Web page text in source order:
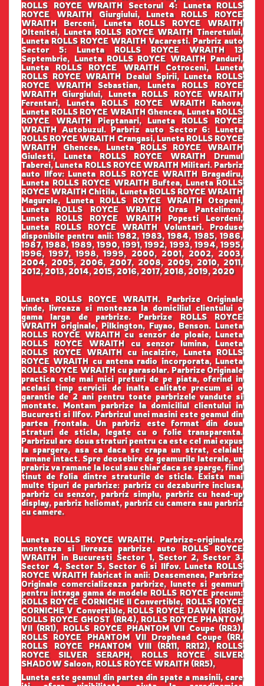
ROLLS ROYCE WRAITH Sectorul 4: Luneta ROLLS
ROYCE WRAITH Giurgiului, Luneta ROLLS ROYCE
WRAITH Berceni, Luneta ROLLS ROYCE WRAITH
Oltenitei, Luneta ROLLS ROYCE WRAITH Tineretului,
Luneta ROLLS ROYCE WRAITH Vacaresti. Parbriz auto
Sector 5: Luneta ROLLS ROYCE WRAITH 13
Septembrie, Luneta ROLLS ROYCE WRAITH Panduri,
Luneta ROLLS ROYCE WRAITH Cotroceni, Luneta
ROLLS ROYCE WRAITH Dealul Spirii, Luneta ROLLS
ROYCE WRAITH Sebastian, Luneta ROLLS ROYCE
WRAITH Giurgiului, Luneta ROLLS ROYCE WRAITH
Ferentari, Luneta ROLLS ROYCE WRAITH Rahova,
Luneta ROLLS ROYCE WRAITH Ghencea, Luneta ROLLS
ROYCE WRAITH Pieptanari, Luneta ROLLS ROYCE
WRAITH Autobuzul. Parbriz auto Sector 6: Luneta
ROLLS ROYCE WRAITH Crangasi, Luneta ROLLS ROYCE
WRAITH Ghencea, Luneta ROLLS ROYCE WRAITH
Giulesti, Luneta ROLLS ROYCE WRAITH Drumul
Taberei, Luneta ROLLS ROYCE WRAITH Militari. Parbriz
auto Ilfov: Luneta ROLLS ROYCE WRAITH Bragadiru,
Luneta ROLLS ROYCE WRAITH Buftea, Luneta ROLLS
ROYCE WRAITH Chitila, Luneta ROLLS ROYCE WRAITH
Magurele, Luneta ROLLS ROYCE WRAITH Otopeni,
Luneta ROLLS ROYCE WRAITH Oras Pantelimon,
Luneta ROLLS ROYCE WRAITH Popesti Leordeni,
Luneta ROLLS ROYCE WRAITH Voluntari. Produse
disponibile pentru anii: 1982, 1983, 1984, 1985, 1986,
1987, 1988, 1989, 1990, 1991, 1992, 1993, 1994, 1995,
1996, 1997, 1998, 1999, 2000, 2001, 2002, 2003,
2004, 2005, 2006, 2007, 2008, 2009, 2010, 2011,
2012, 2013, 2014, 2015, 2016, 2017, 2018, 2019, 2020
Luneta ROLLS ROYCE WRAITH. Parbrize Originale
vinde, livreaza si monteaza la domiciliul clientului o
gama larga de parbrize. Parbrize ROLLS ROYCE
WRAITH originale, Pilkington, Fuyao, Benson. Luneta
ROLLS ROYCE WRAITH cu senzor de ploaie, Luneta
ROLLS ROYCE WRAITH cu senzor lumina, Luneta
ROLLS ROYCE WRAITH cu incalzire, Luneta ROLLS
ROYCE WRAITH cu antena radio incorporata, Luneta
ROLLS ROYCE WRAITH cu parasolar. Parbrize Originale
practica cele mai mici preturi de pe piata, oferind in
acelasi timp servicii de inalta calitate precum si o
garantie de 2 ani pentru toate parbrizele vandute si
montate. Montam parbrize la domiciliul clientului in
Bucuresti si Ilfov. Parbrizul unei masini este geamul din
partea frontala. Un parbriz este format din doua
straturi de sticla, legate cu o folie transparenta.
Parbrizul are doua straturi pentru ca este cel mai expus
la spargere, asa ca daca se crapa un strat, celalalt
ramane intact. Spre deosebire de geamurile laterale, un
prabriz va ramane la locul sau chiar daca se sparge, fiind
tinut de folia dintre straturile de sticla. Exista mai
multe tipuri de parbrize: parbriz cu dezaburire inclusa,
parbriz cu senzor, parbriz simplu, parbriz cu head-up
display, parbriz heliomat, parbriz cu camera sau parbriz
cu camere.
Luneta ROLLS ROYCE WRAITH. Parbrize-originale.ro
monteaza si livreaza parbrize auto ROLLS ROYCE
WRAITH in Bucuresti Sector 1, Sector 2, Sector 3,
Sector 4, Sector 5, Sector 6 si Ilfov. Luneta ROLLS
ROYCE WRAITH fabricat in anii: Deasemenea, Parbrize
Originale comercializeaza parbrize, lunete si geamuri
pentru intraga gama de modele ROLLS ROYCE precum:
ROLLS ROYCE CORNICHE II Convertible, ROLLS ROYCE
CORNICHE V Convertible, ROLLS ROYCE DAWN (RR6),
ROLLS ROYCE GHOST (RR4), ROLLS ROYCE PHANTOM
VII (RR1), ROLLS ROYCE PHANTOM VII Coupe (RR3),
ROLLS ROYCE PHANTOM VII Drophead Coupe (RR,
ROLLS ROYCE PHANTOM VIII (RR11, RR12), ROLLS
ROYCE SILVER SERAPH, ROLLS ROYCE SILVER
SHADOW Saloon, ROLLS ROYCE WRAITH (RR5),
Luneta este geamul din partea din spate a masinii, care